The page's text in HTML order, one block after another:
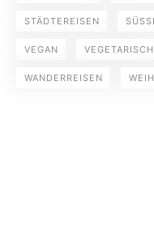
STÄDTEREISEN
VEGAN VEGETARISCH
WANDERREISEN